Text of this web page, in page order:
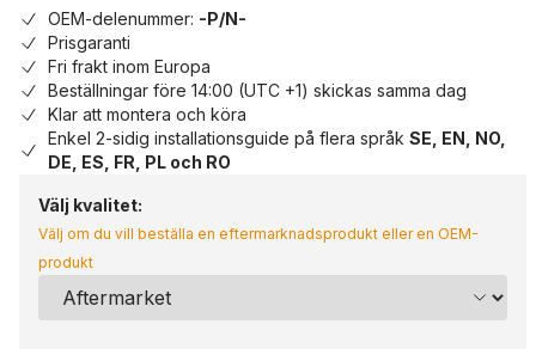
OEM-delenummer: -P/N-
Prisgaranti
Fri frakt inom Europa
Beställningar före 14:00 (UTC +1) skickas samma dag
Klar att montera och köra
Enkel 2-sidig installationsguide på flera språk SE, EN, NO,
DE, ES, FR, PL och RO
Välj kvalitet:
Välj om du vill beställa en eftermarknadsprodukt eller en OEM-
produkt